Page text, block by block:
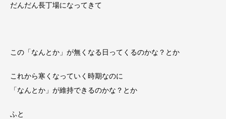
だんだん長丁場になってきて
この「なんとか」が無くなる日ってくるのかな？とか
これから寒くなっていく時期なのに
「なんとか」が維持できるのかな？とか
ふと